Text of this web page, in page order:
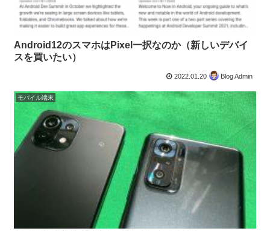
Android12のスマホはPixel一択なのか（新しいデバイ
スを買いたい）
2022.01.20 Blog Admin
モバイル端末